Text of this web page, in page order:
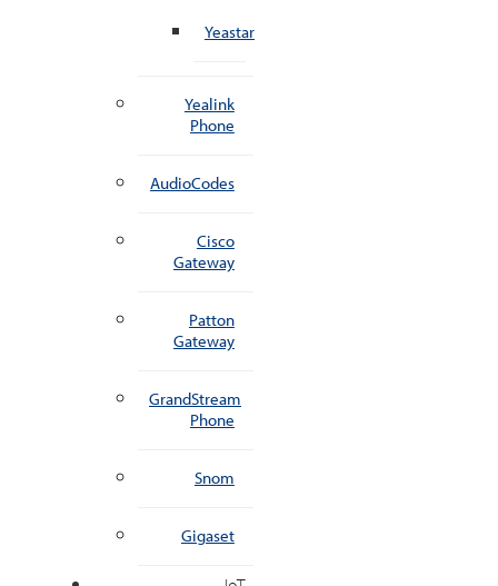
Yeastar
Yealink
Phone
AudioCodes
Cisco
Gateway
Patton
Gateway
GrandStream
Phone
Snom
Gigaset